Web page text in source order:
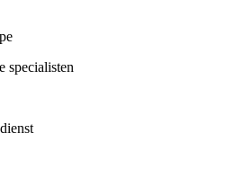
specialisten